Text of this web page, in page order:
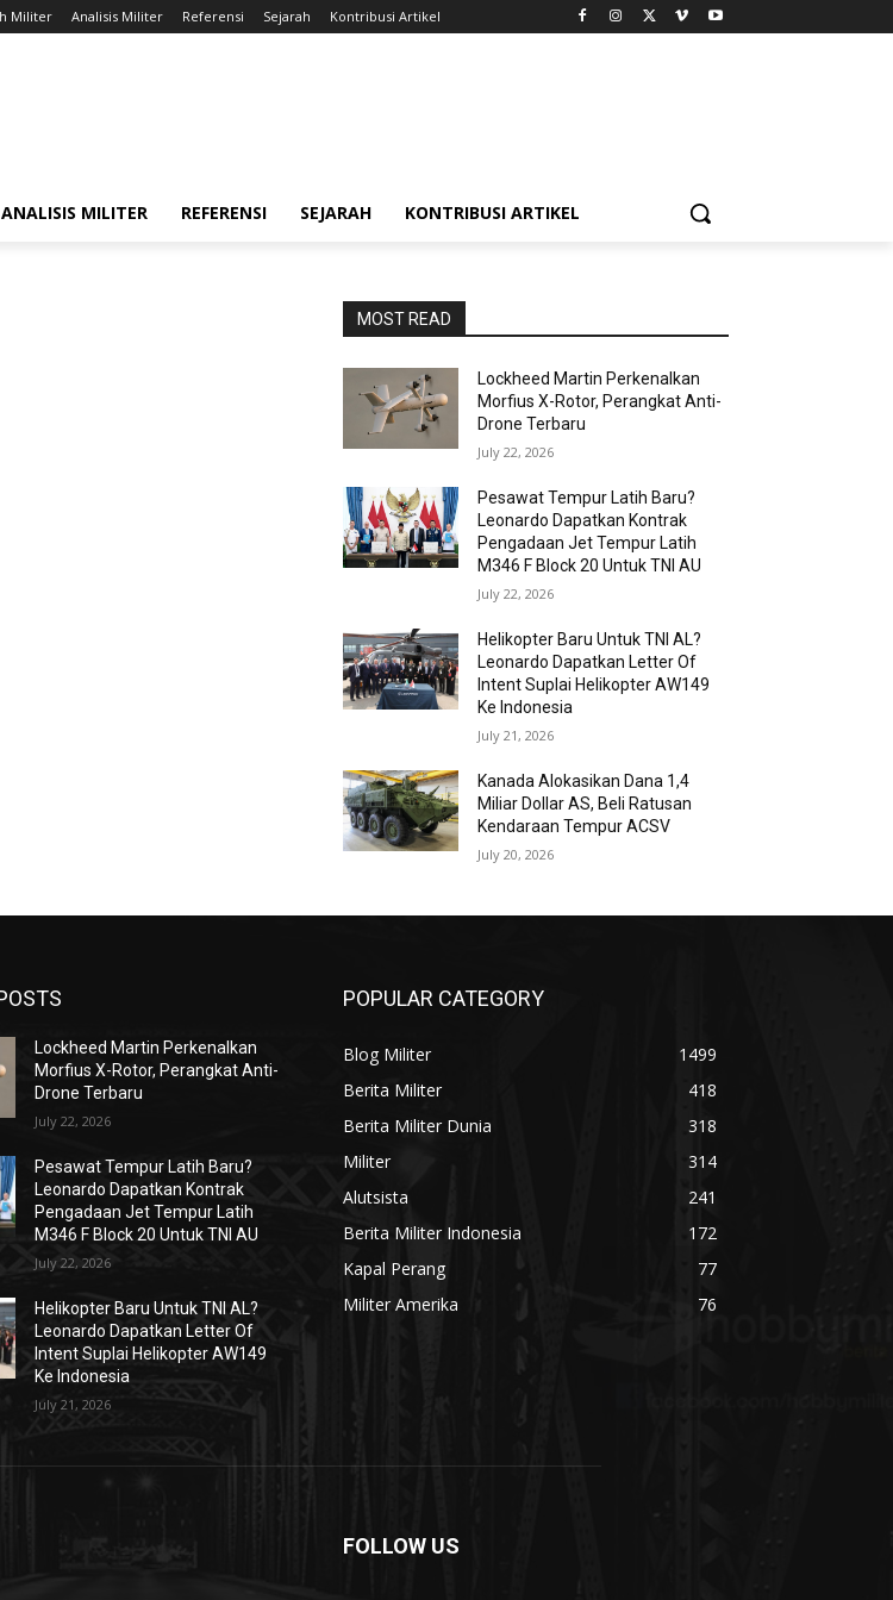
Militer Analisis Militer Referensi Sejarah Kontribusi Artikel
ANALISIS MILITER REFERENSI SEJARAH KONTRIBUSI ARTIKEL
MOST READ
Lockheed Martin Perkenalkan
Morfius X-Rotor, Perangkat Anti-
Drone Terbaru
July 22, 2026
Pesawat Tempur Latih Baru?
Leonardo Dapatkan Kontrak
Pengadaan Jet Tempur Latih
M346 F Block 20 Untuk TNI AU
July 22, 2026
Helikopter Baru Untuk TNI AL?
Leonardo Dapatkan Letter Of
Intent Suplai Helikopter AW149
Ke Indonesia
July 21, 2026
Kanada Alokasikan Dana 1,4
Miliar Dollar AS, Beli Ratusan
Kendaraan Tempur ACSV
July 20, 2026
Lockheed Martin Perkenalkan
Morfius X-Rotor, Perangkat Anti-
Drone Terbaru
July 22, 2026
Pesawat Tempur Latih Baru?
Leonardo Dapatkan Kontrak
Pengadaan Jet Tempur Latih
M346 F Block 20 Untuk TNI AU
July 22, 2026
Helikopter Baru Untuk TNI AL?
Leonardo Dapatkan Letter Of
Intent Suplai Helikopter AW149
Ke Indonesia
July 21, 2026
POPULAR CATEGORY
Blog Militer
1499
Berita Militer
418
Berita Militer Dunia
318
Militer
314
Alutsista
241
Berita Militer Indonesia
172
Kapal Perang
77
Militer Amerika
76
FOLLOW US